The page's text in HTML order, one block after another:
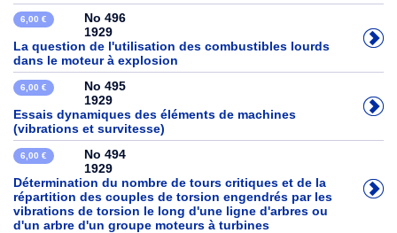
6,00 €
No 496
1929
La question de l'utilisation des combustibles lourds
dans le moteur à explosion
6,00 €
No 495
1929
Essais dynamiques des éléments de machines
(vibrations et survitesse)
6,00 €
No 494
1929
Détermination du nombre de tours critiques et de la
répartition des couples de torsion engendrés par les
vibrations de torsion le long d'une ligne d'arbres ou
d'un arbre d'un groupe moteurs à turbines